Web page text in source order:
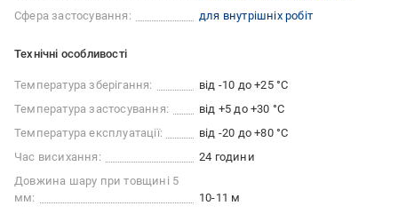
Сфера застосування:
для внутрішніх робіт
Технічні особливості
Температура зберігання:
від -10 до +25 °C
Температура застосування:
від +5 до +30 °С
Температура експлуатації:
від -20 до +80 °C
Час висихання:
24 години
Довжина шару при товщині 5
мм:
10-11 м